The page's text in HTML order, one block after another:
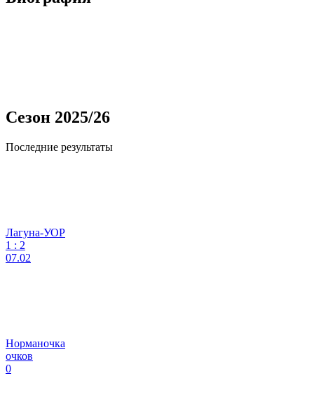
Сезон 2025/26
Последние результаты
Лагуна-УОР
1 : 2
07.02
Норманочка
очков
0